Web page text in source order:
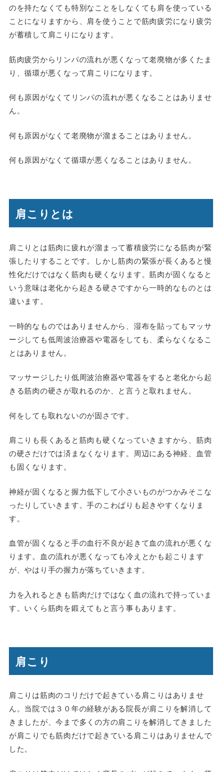
のを持たなくても特別なことをしなくても肩を使っている
ことになりますから、肩を使うことで筋肉疲労になり疲労
が蓄積して肩こりになります。
筋肉疲労からリンパの流れが悪くなって老廃物が多くたま
り、循環が悪くなって肩こりになります。
何も原因がなくてリンパの流れが悪くなることはありませ
ん。
何も原因がなくて老廃物が溜まることはありません。
何も原因がなくて循環が悪くなることはありません。
肩こりとは
肩こりとは筋肉に疲れが溜まって蓄積疲労になる筋肉が緊
張したりすることです。しかし筋肉の緊張が長くあると慢
性化だけではなく筋肉も硬くなります。筋肉が固くなると
いう意味は老化から起きる硬さですから一時的なものとは
違います。
一時的なものではありませんから、湿布を貼ってもマッサ
ージしても低周波治療器や電器をしても、柔らなくなるこ
とはありません。
マッサージしたり低周波治療器や電器をすると老化から起
きる筋肉の硬さが取れるのか、と言うと取れません。
何をしても取れないのが固さです。
肩こりも長くあると筋肉も硬くなっていきますから、筋肉
の硬さだけでは済まなくなります。周辺にある神経、血管
も固くなります。
神経が固くなると握力低下して小さいものがつかみそこな
ったりしていきます。手のこわばりも起きやすくなりま
す。
血管が固くなると手の血行不良が起きて血の流れが悪くな
ります。血の流れが悪くなっても冷えとかも起こります
が、やはり手の握力が落ちていきます。
力を入れるときも筋肉だけではなく血の流れで持っていま
す。いくら筋肉を鍛えてもと言う事もあります。
肩こり
肩こりは筋肉のコリだけで起きている肩こりはありませ
ん。当院では３０年の経験がある院長が肩こりを解消して
きましたが、今まで多くの方の肩こりを解消してきました
が肩こりでも筋肉だけで起きている肩こりはありませんで
した。